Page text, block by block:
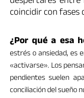
coincidir con fases
¿Por qué a esa
estrés o ansiedad, es
«activarse». Los
pendientes suelen
conciliación del sueño